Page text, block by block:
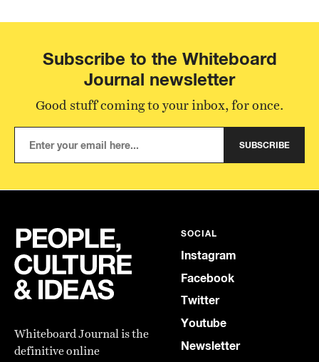
Subscribe to the Whiteboard
Journal newsletter
Good stuff coming to your inbox, for once.
SUBSCRIBE
Whiteboard Journal is the
definitive online
SOCIAL
Instagram
Facebook
Twitter
Youtube
Newsletter